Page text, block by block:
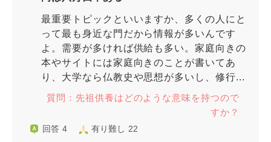
最重要トピックといいますか、多くの人にと
って最も身近な門だから情報が多いんです
よ。需要が多ければ供給も多い。家庭向きの
本やサイトには家庭向きのことが書いてあ
り、大学なら仏教史や思想が多いし、修行...
質問：先祖供養はどのような意味を持つので
すか？
回答 4 有り難し 22